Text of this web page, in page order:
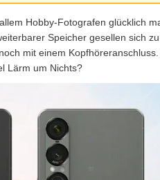
Hobby-Fotografen glücklich
Speicher gesellen sich
mit einem
Lärm um Nichts?